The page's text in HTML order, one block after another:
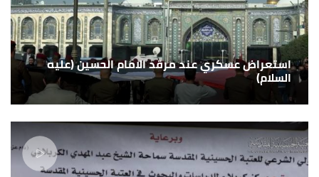
استعراض عسكري عند مرقد الامام الحسين (عليه
السلام)